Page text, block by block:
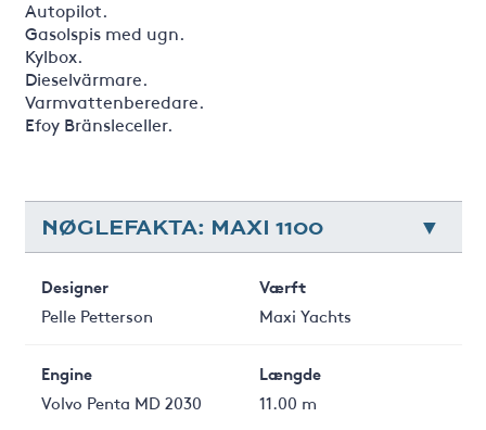
Autopilot.
Gasolspis med ugn.
Kylbox.
Dieselvärmare.
Varmvattenberedare.
Efoy Bränsleceller.
NØGLEFAKTA: MAXI 1100
Designer
Pelle Petterson
Værft
Maxi Yachts
Engine
Volvo Penta MD 2030
Længde
11.00 m